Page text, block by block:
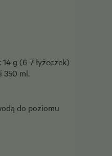
g (6-7 łyżeczek)
350 ml.
do poziomu